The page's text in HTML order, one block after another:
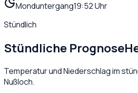
Monduntergang19:52 Uhr
Stündlich
Stündliche Prognose
Temperatur und Niederschlag im
Nußloch.